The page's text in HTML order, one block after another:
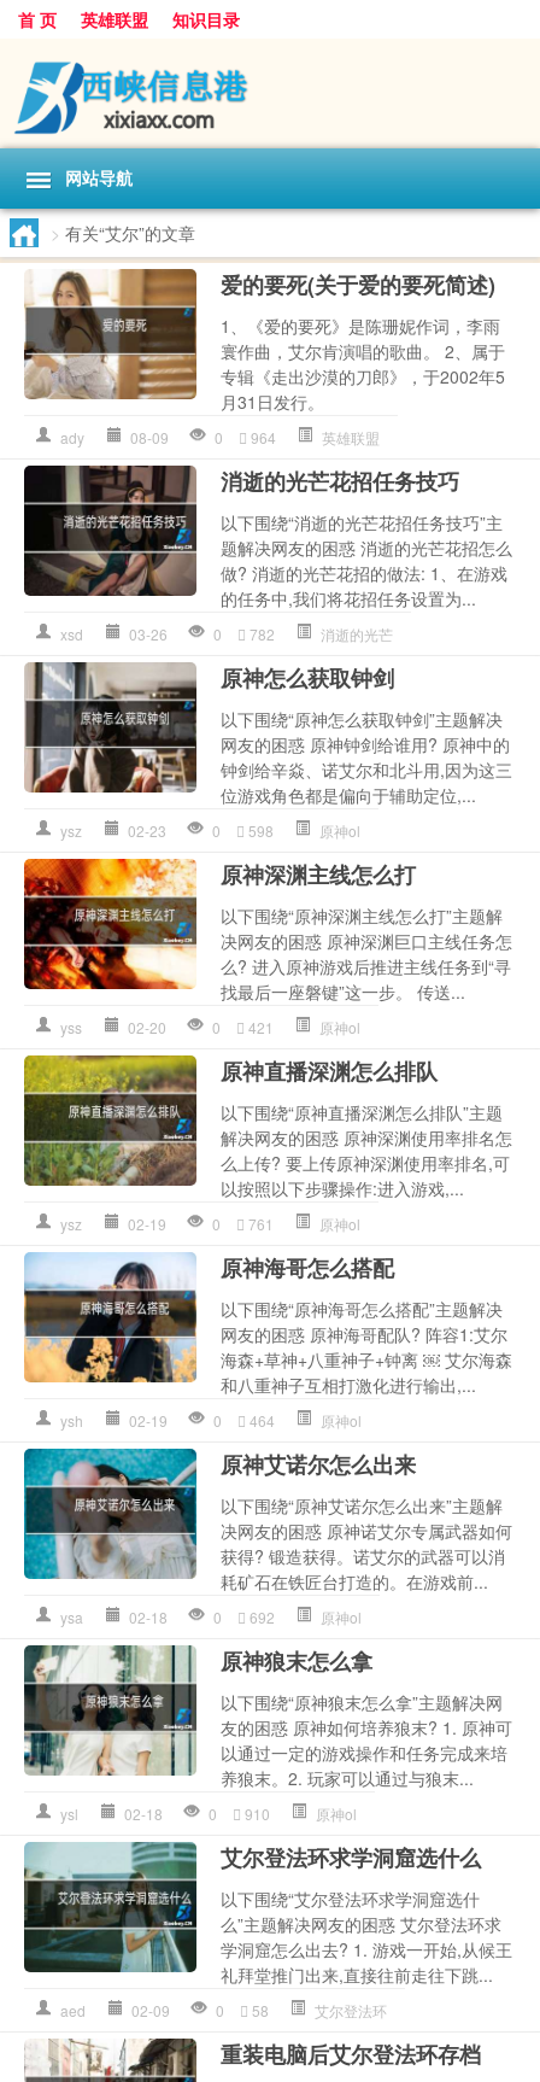
首 页 英雄联盟 知识目录
网站导航
> 有关“艾尔”的文章
爱的要死(关于爱的要死简述)
1、《爱的要死》是陈珊妮作词，李雨
寰作曲，艾尔肯演唱的歌曲。 2、属于
专辑《走出沙漠的刀郎》，于2002年5
月31日发行。
ady 08-09 0 964 英雄联盟
消逝的光芒花招任务技巧
以下围绕“消逝的光芒花招任务技巧”主
题解决网友的困惑 消逝的光芒花招怎么
做? 消逝的光芒花招的做法: 1、在游戏
的任务中,我们将花招任务设置为...
xsd 03-26 0 782 消逝的光芒
原神怎么获取钟剑
以下围绕“原神怎么获取钟剑”主题解决
网友的困惑 原神钟剑给谁用? 原神中的
钟剑给辛焱、诺艾尔和北斗用,因为这三
位游戏角色都是偏向于辅助定位,...
ysz 02-23 0 598 原神ol
原神深渊主线怎么打
以下围绕“原神深渊主线怎么打”主题解
决网友的困惑 原神深渊巨口主线任务怎
么? 进入原神游戏后推进主线任务到“寻
找最后一座磐键”这一步。 传送...
yss 02-20 0 421 原神ol
原神直播深渊怎么排队
以下围绕“原神直播深渊怎么排队”主题
解决网友的困惑 原神深渊使用率排名怎
么上传? 要上传原神深渊使用率排名,可
以按照以下步骤操作:进入游戏,...
ysz 02-19 0 761 原神ol
原神海哥怎么搭配
以下围绕“原神海哥怎么搭配”主题解决
网友的困惑 原神海哥配队? 阵容1:艾尔
海森+草神+八重神子+钟离 ￼ 艾尔海森
和八重神子互相打激化进行输出,...
ysh 02-19 0 464 原神ol
原神艾诺尔怎么出来
以下围绕“原神艾诺尔怎么出来”主题解
决网友的困惑 原神诺艾尔专属武器如何
获得? 锻造获得。诺艾尔的武器可以消
耗矿石在铁匠台打造的。在游戏前...
ysa 02-18 0 692 原神ol
原神狼末怎么拿
以下围绕“原神狼末怎么拿”主题解决网
友的困惑 原神如何培养狼末? 1. 原神可
以通过一定的游戏操作和任务完成来培
养狼末。2. 玩家可以通过与狼末...
ysl 02-18 0 910 原神ol
艾尔登法环求学洞窟选什么
以下围绕“艾尔登法环求学洞窟选什
么”主题解决网友的困惑 艾尔登法环求
学洞窟怎么出去? 1. 游戏一开始,从候王
礼拜堂推门出来,直接往前走往下跳...
aed 02-09 0 58 艾尔登法环
重装电脑后艾尔登法环存档